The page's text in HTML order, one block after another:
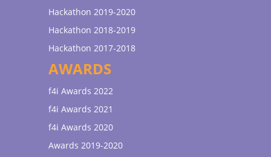
Hackathon 2019-2020
Hackathon 2018-2019
Hackathon 2017-2018
AWARDS
f4i Awards 2022
f4i Awards 2021
f4i Awards 2020
Awards 2019-2020